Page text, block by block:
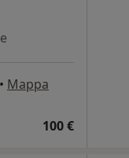
• Mappa
100 €